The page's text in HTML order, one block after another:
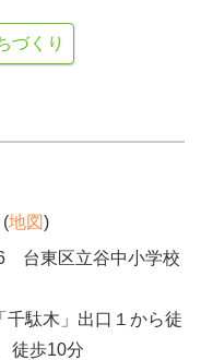
づくり
(地図)
台東区立谷中小学校
千駄木」出口１から徒
徒歩10分